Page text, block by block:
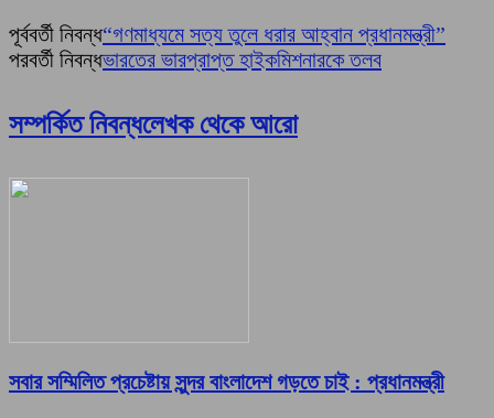
পূর্ববর্তী নিবন্ধ“গণমাধ্যমে সত্য তুলে ধরার আহ্বান প্রধানমন্ত্রী”
পরবর্তী নিবন্ধভারতের ভারপ্রাপ্ত হাইকমিশনারকে তলব
সম্পর্কিত নিবন্ধলেখক থেকে আরো
সবার সম্মিলিত প্রচেষ্টায় সুন্দর বাংলাদেশ গড়তে চাই : প্রধানমন্ত্রী